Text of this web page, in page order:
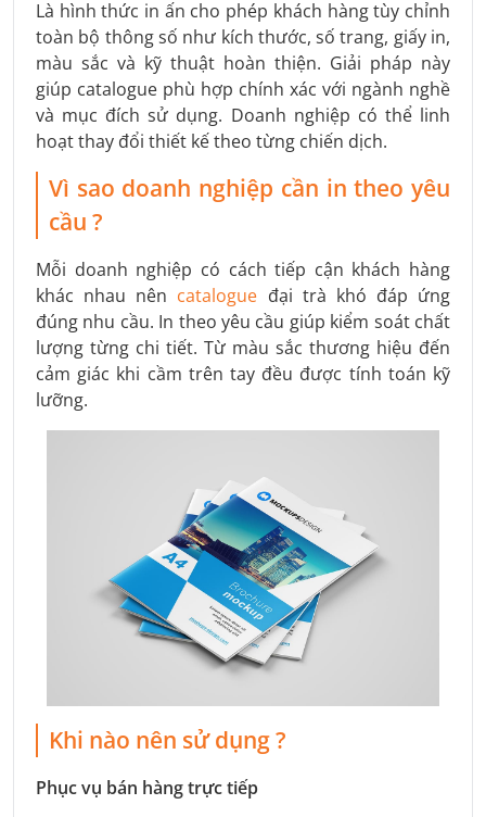
Là hình thức in ấn cho phép khách hàng tùy chỉnh
toàn bộ thông số như kích thước, số trang, giấy in,
màu sắc và kỹ thuật hoàn thiện. Giải pháp này
giúp catalogue phù hợp chính xác với ngành nghề
và mục đích sử dụng. Doanh nghiệp có thể linh
hoạt thay đổi thiết kế theo từng chiến dịch.
Vì sao doanh nghiệp cần in theo yêu
cầu ?
Mỗi doanh nghiệp có cách tiếp cận khách hàng
khác nhau nên catalogue đại trà khó đáp ứng
đúng nhu cầu. In theo yêu cầu giúp kiểm soát chất
lượng từng chi tiết. Từ màu sắc thương hiệu đến
cảm giác khi cầm trên tay đều được tính toán kỹ
lưỡng.
Khi nào nên sử dụng ?
Phục vụ bán hàng trực tiếp